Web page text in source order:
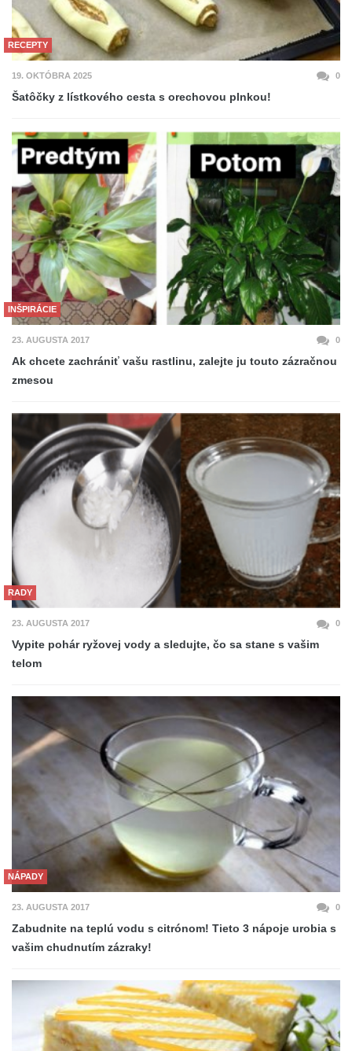
RECEPTY
19. OKTÓBRA 2025 0
Šatôčky z lístkového cesta s orechovou plnkou!
INŠPIRÁCIE
23. AUGUSTA 2017 0
Ak chcete zachrániť vašu rastlinu, zalejte ju touto zázračnou
zmesou
RADY
23. AUGUSTA 2017 0
Vypite pohár ryžovej vody a sledujte, čo sa stane s vašim
telom
NÁPADY
23. AUGUSTA 2017 0
Zabudnite na teplú vodu s citrónom! Tieto 3 nápoje urobia s
vašim chudnutím zázraky!